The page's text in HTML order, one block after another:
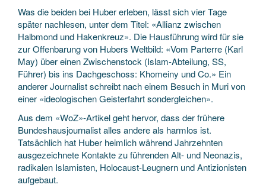
Was die beiden bei Huber erleben, lässt sich vier Tage
später nachlesen, unter dem Titel: «Allianz zwischen
Halbmond und Hakenkreuz». Die Hausführung wird für sie
zur Offenbarung von Hubers Weltbild: «Vom Parterre (Karl
May) über einen Zwischenstock (Islam-Abteilung, SS,
Führer) bis ins Dachgeschoss: Khomeiny und Co.» Ein
anderer Journalist schreibt nach einem Besuch in Muri von
einer «ideologischen Geisterfahrt sondergleichen».
Aus dem «WoZ»-Artikel geht hervor, dass der frühere
Bundeshausjournalist alles andere als harmlos ist.
Tatsächlich hat Huber heimlich während Jahrzehnten
ausgezeichnete Kontakte zu führenden Alt- und Neonazis,
radikalen Islamisten, Holocaust-Leugnern und Antizionisten
aufgebaut.